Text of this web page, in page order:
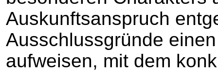
Auskunftsanspruch
Ausschlussgründe
aufweisen, mit dem